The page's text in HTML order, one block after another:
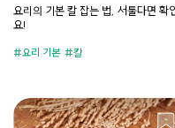
요리의 기본 칼 잡는 법, 서툴다면 확
요!
요리 기본 칼